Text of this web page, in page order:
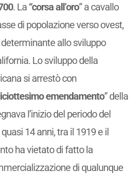
. La “corsa all’oro” a cavallo
di popolazione verso ovest,
allo sviluppo
Lo sviluppo della
si arrestò con
emendamento” della
l’inizio del periodo del
14 anni, tra il 1919 e il
ha vietato di fatto la
di qualunque